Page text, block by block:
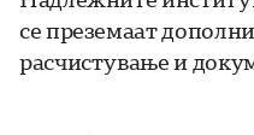
се преземаат
расчистување и